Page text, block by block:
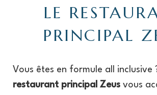
LE
PRINCIPAL
Vous êtes en formule all inclusive
restaurant principal Zeus vous